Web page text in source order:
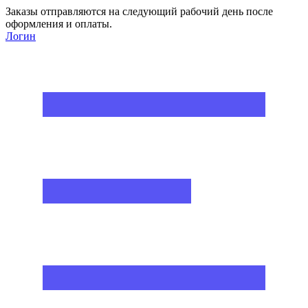
Заказы отправляются на следующий рабочий день после
оформления и оплаты.
Логин